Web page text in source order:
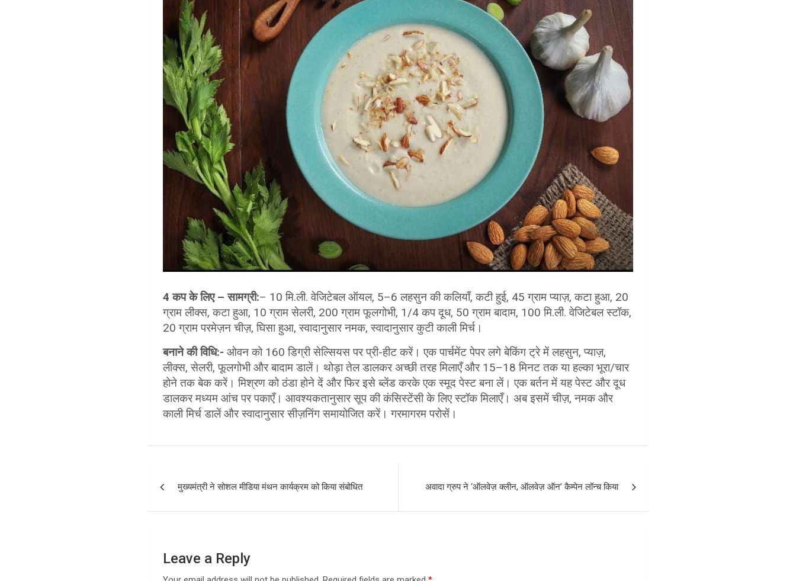
4 कप के लिए – सामग्री:– 10 मि.ली. वेजिटेबल ऑयल, 5–6 लहसुन की कलियाँ, कटी हुई, 45 ग्राम प्याज़, कटा हुआ, 20
ग्राम लीक्स, कटा हुआ, 10 ग्राम सेलरी, 200 ग्राम फूलगोभी, 1/4 कप दूध, 50 ग्राम बादाम, 100 मि.ली. वेजिटेबल स्टॉक,
20 ग्राम परमेज़न चीज़, घिसा हुआ, स्वादानुसार नमक, स्वादानुसार कुटी काली मिर्च।
बनाने की विधि:- ओवन को 160 डिग्री सेल्सियस पर प्री-हीट करें। एक पार्चमेंट पेपर लगे बेकिंग ट्रे में लहसुन, प्याज़,
लीक्स, सेलरी, फूलगोभी और बादाम डालें। थोड़ा तेल डालकर अच्छी तरह मिलाएँ और 15–18 मिनट तक या हल्का भूरा/चार
होने तक बेक करें। मिश्रण को ठंडा होने दें और फिर इसे ब्लेंड करके एक स्मूद पेस्ट बना लें। एक बर्तन में यह पेस्ट और दूध
डालकर मध्यम आंच पर पकाएँ। आवश्यकतानुसार सूप की कंसिस्टेंसी के लिए स्टॉक मिलाएँ। अब इसमें चीज़, नमक और
काली मिर्च डालें और स्वादानुसार सीज़निंग समायोजित करें। गरमागरम परोसें।
मुख्यमंत्री ने सोशल मीडिया मंथन कार्यक्रम को किया संबोधित अवादा ग्रुप ने ‘ऑलवेज़ क्लीन, ऑलवेज़ ऑन’ कैम्पेन लॉन्च किया
Leave a Reply